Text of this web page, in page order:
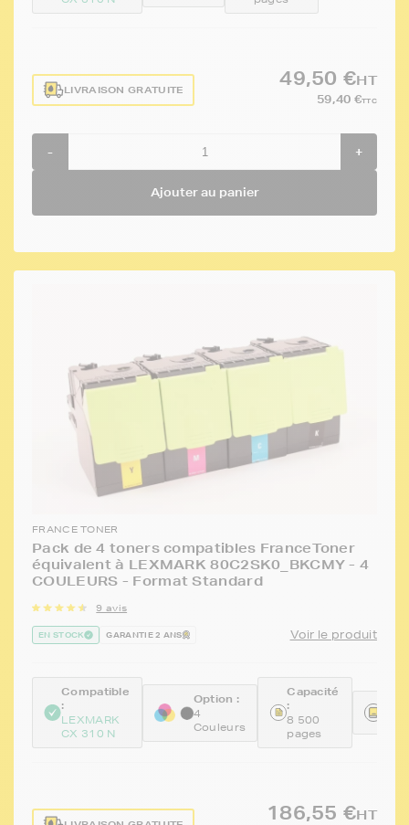
LIVRAISON GRATUITE
49,50 €HT
59,40 €TTC
- +
Ajouter au panier
FRANCE TONER
Pack de 4 toners compatibles FranceToner
équivalent à LEXMARK 80C2SK0_BKCMY - 4
COULEURS - Format Standard
9 avis
EN STOCK GARANTIE 2 ANS Voir le produit
Compatible
:
LEXMARK
CX 310 N
Option :
4
Couleurs
Capacité
:
8 500
pages
186,55 €HT